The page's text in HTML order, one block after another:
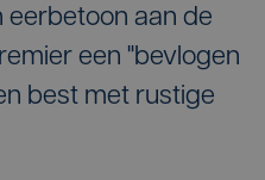
aan de
een "bevlogen
best met rustige